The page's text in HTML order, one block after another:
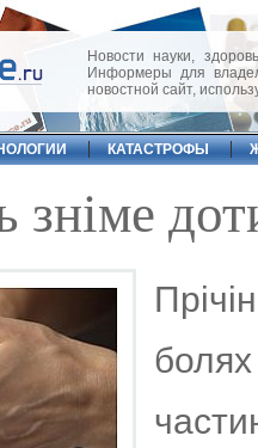
Новости науки,
Информеры для
новостной сайт,
КАТАСТРОФЫ
зніме